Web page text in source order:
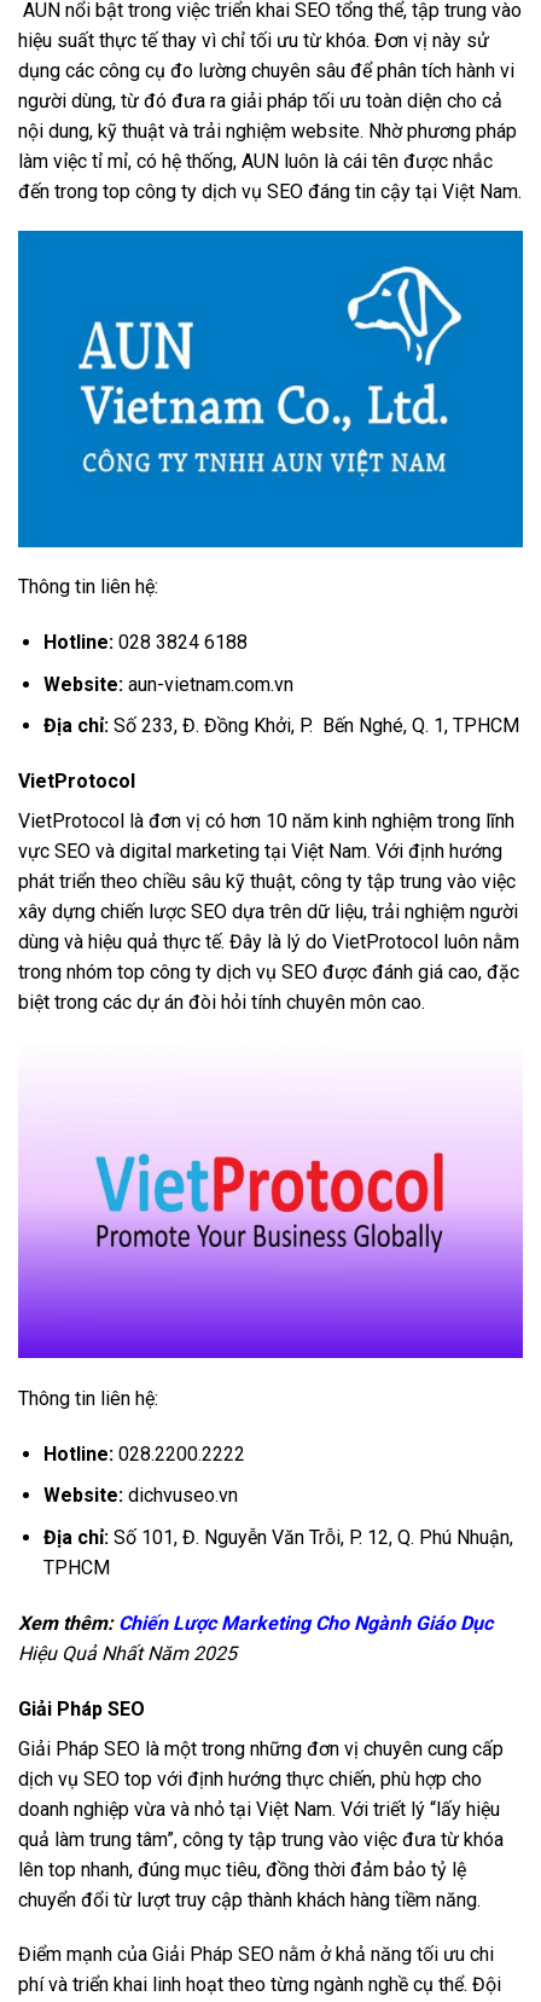
AUN nổi bật trong việc triển khai SEO tổng thể, tập trung vào
hiệu suất thực tế thay vì chỉ tối ưu từ khóa. Đơn vị này sử
dụng các công cụ đo lường chuyên sâu để phân tích hành vi
người dùng, từ đó đưa ra giải pháp tối ưu toàn diện cho cả
nội dung, kỹ thuật và trải nghiệm website. Nhờ phương pháp
làm việc tỉ mỉ, có hệ thống, AUN luôn là cái tên được nhắc
đến trong top công ty dịch vụ SEO đáng tin cậy tại Việt Nam.
Thông tin liên hệ:
Hotline:028 3824 6188
Website:aun-vietnam.com.vn
Địa chỉ:Số 233, Đ. Đồng Khởi, P. Bến Nghé, Q. 1, TPHCM
VietProtocol
VietProtocol là đơn vị có hơn 10 năm kinh nghiệm trong lĩnh
vực SEO và digital marketing tại Việt Nam. Với định hướng
phát triển theo chiều sâu kỹ thuật, công ty tập trung vào việc
xây dựng chiến lược SEO dựa trên dữ liệu, trải nghiệm người
dùng và hiệu quả thực tế. Đây là lý do VietProtocol luôn nằm
trong nhóm top công ty dịch vụ SEO được đánh giá cao, đặc
biệt trong các dự án đòi hỏi tính chuyên môn cao.
Thông tin liên hệ:
Hotline:028.2200.2222
Website:dichvuseo.vn
Địa chỉ:Số 101, Đ. Nguyễn Văn Trỗi, P. 12, Q. Phú Nhuận,
TPHCM
Xem thêm: Chiến Lược Marketing Cho Ngành Giáo Dục
Hiệu Quả Nhất Năm 2025
Giải Pháp SEO
Giải Pháp SEO là một trong những đơn vị chuyên cung cấp
dịch vụ SEO top với định hướng thực chiến, phù hợp cho
doanh nghiệp vừa và nhỏ tại Việt Nam. Với triết lý “lấy hiệu
quả làm trung tâm”, công ty tập trung vào việc đưa từ khóa
lên top nhanh, đúng mục tiêu, đồng thời đảm bảo tỷ lệ
chuyển đổi từ lượt truy cập thành khách hàng tiềm năng.
Điểm mạnh của Giải Pháp SEO nằm ở khả năng tối ưu chi
phí và triển khai linh hoạt theo từng ngành nghề cụ thể. Đội